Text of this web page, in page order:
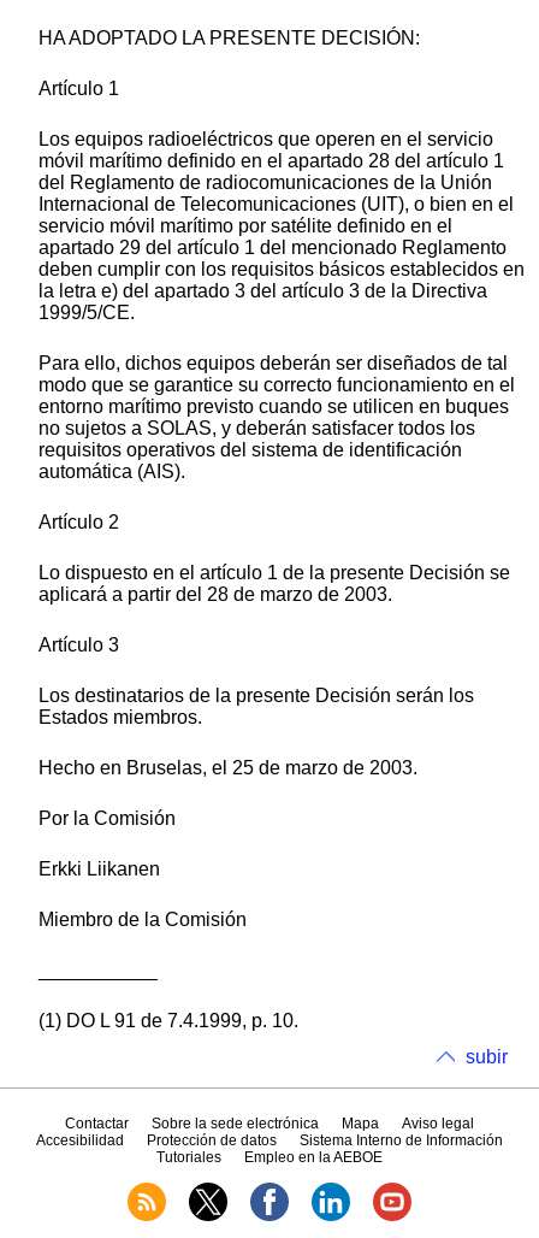
HA ADOPTADO LA PRESENTE DECISIÓN:
Artículo 1
Los equipos radioeléctricos que operen en el servicio
móvil marítimo definido en el apartado 28 del artículo 1
del Reglamento de radiocomunicaciones de la Unión
Internacional de Telecomunicaciones (UIT), o bien en el
servicio móvil marítimo por satélite definido en el
apartado 29 del artículo 1 del mencionado Reglamento
deben cumplir con los requisitos básicos establecidos en
la letra e) del apartado 3 del artículo 3 de la Directiva
1999/5/CE.
Para ello, dichos equipos deberán ser diseñados de tal
modo que se garantice su correcto funcionamiento en el
entorno marítimo previsto cuando se utilicen en buques
no sujetos a SOLAS, y deberán satisfacer todos los
requisitos operativos del sistema de identificación
automática (AIS).
Artículo 2
Lo dispuesto en el artículo 1 de la presente Decisión se
aplicará a partir del 28 de marzo de 2003.
Artículo 3
Los destinatarios de la presente Decisión serán los
Estados miembros.
Hecho en Bruselas, el 25 de marzo de 2003.
Por la Comisión
Erkki Liikanen
Miembro de la Comisión
(1) DO L 91 de 7.4.1999, p. 10.
subir
Contactar Sobre la sede electrónica Mapa
Aviso legal
Accesibilidad
Protección de datos
Sistema Interno de Información
Tutoriales
Empleo en la AEBOE